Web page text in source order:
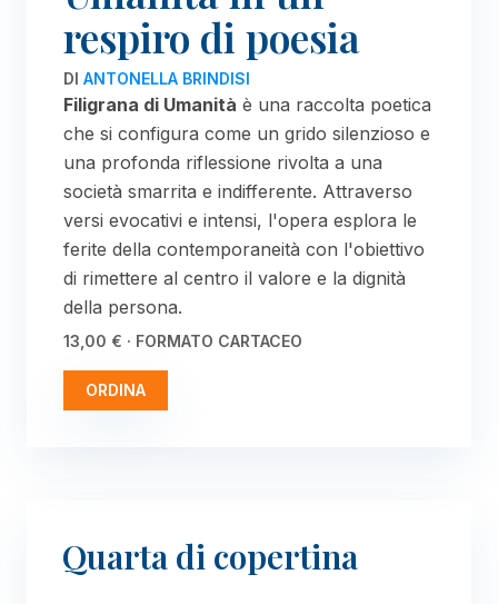
respiro di poesia
DI ANTONELLA BRINDISI
Filigrana di Umanità è una raccolta poetica
che si configura come un grido silenzioso e
una profonda riflessione rivolta a una
società smarrita e indifferente. Attraverso
versi evocativi e intensi, l'opera esplora le
ferite della contemporaneità con l'obiettivo
di rimettere al centro il valore e la dignità
della persona.
13,00 € · FORMATO CARTACEO
ORDINA
Quarta di copertina